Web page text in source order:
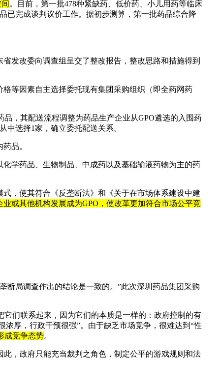
。目前，第一批478种紧缺药、低价药、小儿用药等临床
已完成谈判议价工作。据初步测算，第一批药品综合降
发改委向调查组呈交了整改报告，整改思路和措施得到
等因素自主选择委托现有集团采购组织（即全药网药
，其配送流程调整为药品生产企业从GPO遴选的入围药
选择1家，确立委托配送关系。
品。
学药品、生物制品、中成药以及基础输液药物为主的药
，使其符合《反垄断法》和《关于在市场体系建设中建
或其他机构发展成为GPO，使改革更加符合市场公平竞
断局调查作出的结论是一致的。”此次深圳药品集团采购
们联系起来，因为它们的本质是一样的：政府控制的有
厚，行政干预很强”。由于缺乏市场竞争，很难达到“性
成竞争态势。
，政府只能充当裁判之角色，制定公平的游戏规则和法